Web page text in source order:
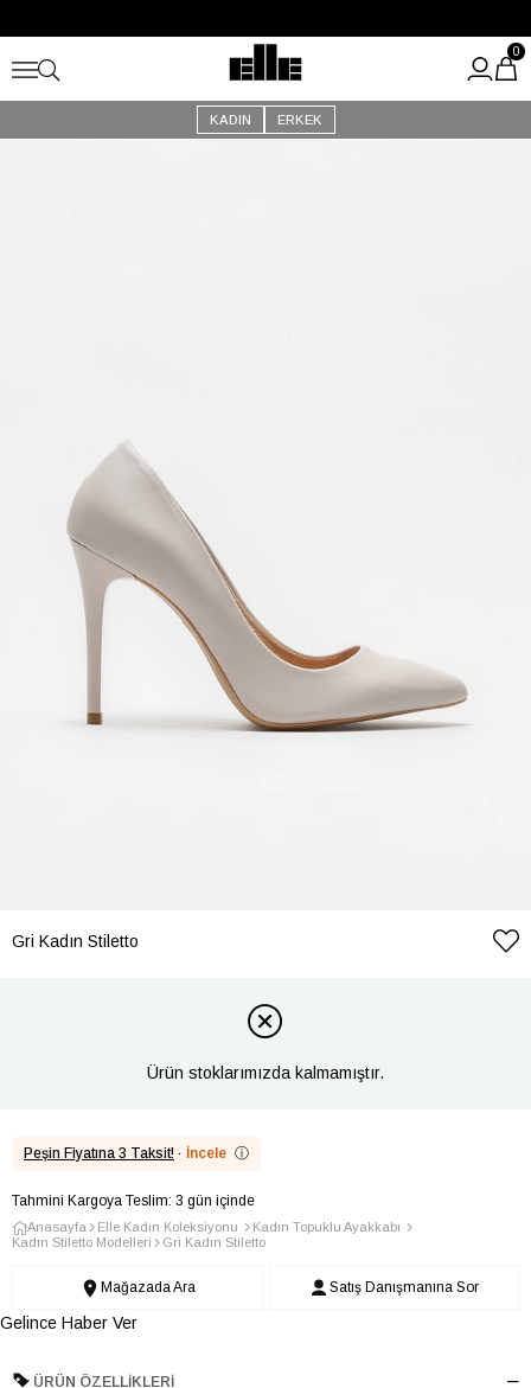
Kargo Ücretsiz!
KADIN ERKEK
0
Gri Kadın Stiletto
Ürün stoklarımızda kalmamıştır.
Peşin Fiyatına 3 Taksit! · İncele ⓘ
Tahmini Kargoya Teslim: 3 gün içinde
Anasayfa Elle Kadın Koleksiyonu
Kadın Topuklu Ayakkabı
Kadın Stiletto Modelleri
Gri Kadın Stiletto
Mağazada Ara Satış Danışmanına Sor
Gelince Haber Ver
ÜRÜN ÖZELLIKLERI